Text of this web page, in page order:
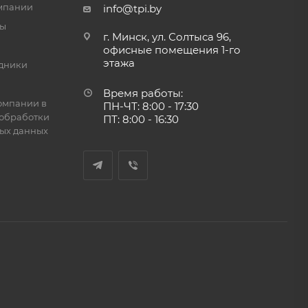
в
данных
info@tpi.by
г. Минск, ул. Солтыса 96,
офисные помещения 1-го
этажа
Время работы:
ПН-ЧТ: 8:00 - 17:30
ПТ: 8:00 - 16:30